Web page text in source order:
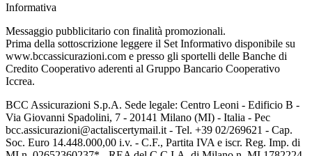
Informativa
Messaggio pubblicitario con finalità promozionali.
Prima della sottoscrizione leggere il Set Informativo disponibile su
www.bccassicurazioni.com e presso gli sportelli delle Banche di
Credito Cooperativo aderenti al Gruppo Bancario Cooperativo
Iccrea.
BCC Assicurazioni S.p.A. Sede legale: Centro Leoni - Edificio B -
Via Giovanni Spadolini, 7 - 20141 Milano (MI) - Italia - Pec
bcc.assicurazioni@actaliscertymail.it - Tel. +39 02/269621 - Cap.
Soc. Euro 14.448.000,00 i.v. - C.F., Partita IVA e iscr. Reg. Imp. di